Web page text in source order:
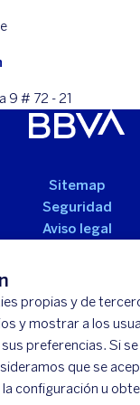
propias y de
y mostrar a los
preferencias. Si
que se
configuración u
9 # 72 - 21
Sitemap
Seguridad
Aviso legal
de